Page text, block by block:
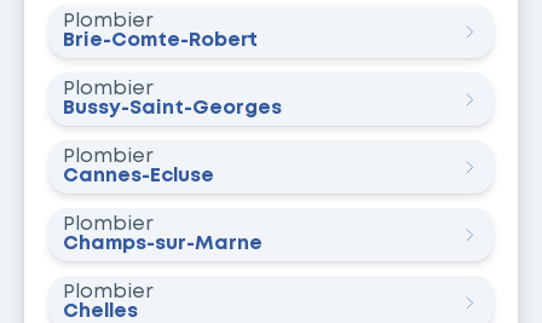
Plombier
Brie-Comte-Robert
Plombier
Bussy-Saint-Georges
Plombier
Cannes-Écluse
Plombier
Champs-sur-Marne
Plombier
Chelles